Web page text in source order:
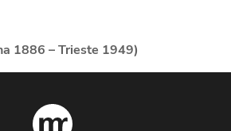
1886 – Trieste 1949)